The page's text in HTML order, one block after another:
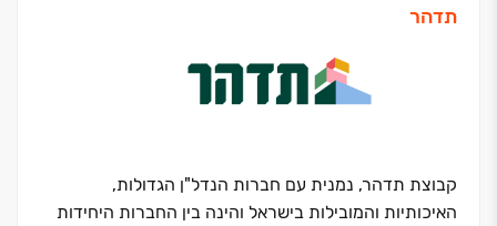
והקמה של שכונות מגורים איכותיות ויוקרתיות
השכונות שמקימה החברה מייצרות ערך מוסף אמיתי
לתושביהן, ומתבלטות באיכותן, באופיין ובחוויית המגורים
מגורים יוצרת קהילות, אקוסיסטם שלם וסביבת חיים,
שהופכים את מתחמי החברה למבוקשים לאורך זמן.
תדהר
קבוצת תדהר, נמנית עם חברות הנדל"ן הגדולות,
האיכותיות והמובילות בישראל והינה בין החברות היחידות